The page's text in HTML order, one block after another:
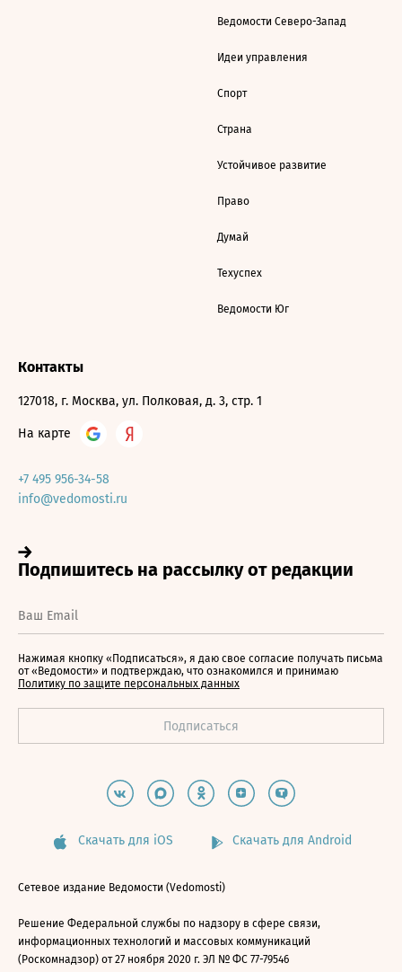
Ведомости Северо-Запад
Идеи управления
Спорт
Страна
Устойчивое развитие
Право
Думай
Техуспех
Ведомости Юг
Контакты
127018, г. Москва, ул. Полковая, д. 3, стр. 1
На карте
+7 495 956-34-58
info@vedomosti.ru
Нажимая кнопку «Подписаться», я даю свое согласие получать письма
от «Ведомости» и подтверждаю, что ознакомился и принимаю
Политику по защите персональных данных
Скачать для iOS Скачать для Android
Сетевое издание Ведомости (Vedomosti)
Решение Федеральной службы по надзору в сфере связи,
информационных технологий и массовых коммуникаций
(Роскомнадзор) от 27 ноября 2020 г. ЭЛ № ФС 77-79546